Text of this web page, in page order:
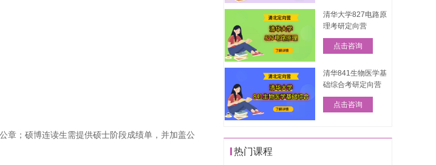
章；硕博连读生需提供硕士阶段成绩单，并加盖公
清华大学827电路原
理考研定向营
点击咨询
清华841生物医学基
础综合考研定向营
点击咨询
热门课程